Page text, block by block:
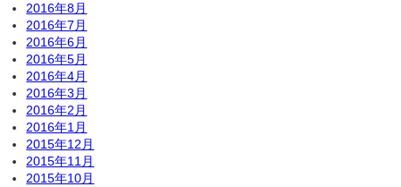
2016年8月
2016年7月
2016年6月
2016年5月
2016年4月
2016年3月
2016年2月
2016年1月
2015年12月
2015年11月
2015年10月